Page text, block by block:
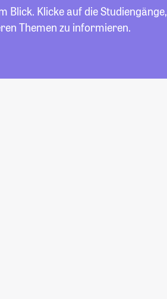
Blick. Klicke auf die Studiengänge,
Themen zu informieren.